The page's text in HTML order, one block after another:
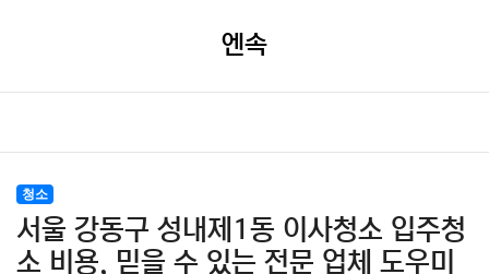
엔속
청소
서울 강동구 성내제1동 이사청소 입주청
소 비용, 믿을 수 있는 전문 업체 도우미